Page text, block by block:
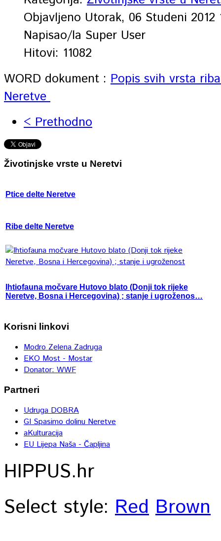
Objavljeno Utorak, 06 Studeni 2012
Napisao/la Super User
Hitovi: 11082
WORD dokument : Popis svih vrsta
Neretve
< Prethodno
Životinjske vrste u Neretvi
Ptice delte Neretve
Ribe delte Neretve
Ihtiofauna močvare Hutovo blato (Donji tok rijeke
Neretve, Bosna i Hercegovina) ; stanje i ugroženos…
Korisni linkovi
Modro Zelena Zadruga
EKO Most - Mostar
Donator: WWF
Partneri
Udruga DOBRA
GI Spasimo dolinu Neretve
aKulturacija
EU Lijepa Naša - Čapljina
HIPPUS.hr
Select style: Red Brown